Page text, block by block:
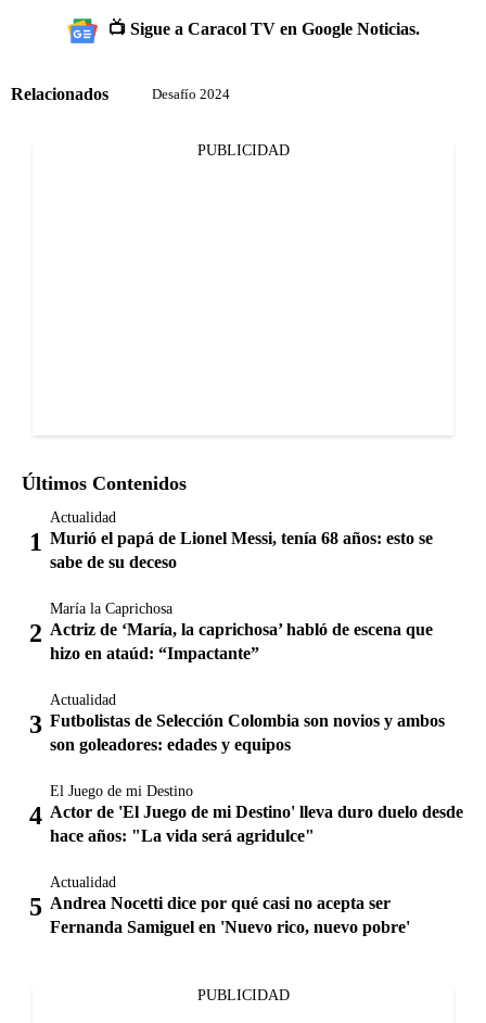
📺 Sigue a Caracol TV en Google Noticias.
Relacionados Desafío 2024
PUBLICIDAD
Últimos Contenidos
Actualidad
Murió el papá de Lionel Messi, tenía 68 años: esto se
sabe de su deceso
María la Caprichosa
Actriz de ‘María, la caprichosa’ habló de escena que
hizo en ataúd: “Impactante”
Actualidad
Futbolistas de Selección Colombia son novios y ambos
son goleadores: edades y equipos
El Juego de mi Destino
Actor de 'El Juego de mi Destino' lleva duro duelo desde
hace años: "La vida será agridulce"
Actualidad
Andrea Nocetti dice por qué casi no acepta ser
Fernanda Samiguel en 'Nuevo rico, nuevo pobre'
PUBLICIDAD